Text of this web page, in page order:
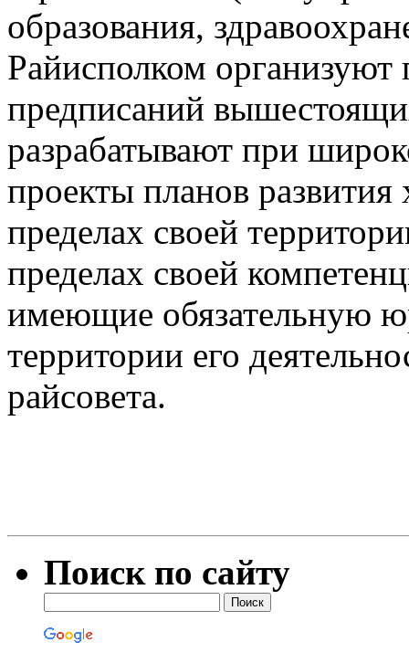
образования,
Райисполком организуют
предписаний
разрабатывают при
проекты планов развития
пределах своей
пределах своей
имеющие обязательную
территории его
райсовета.
Поиск по сайту